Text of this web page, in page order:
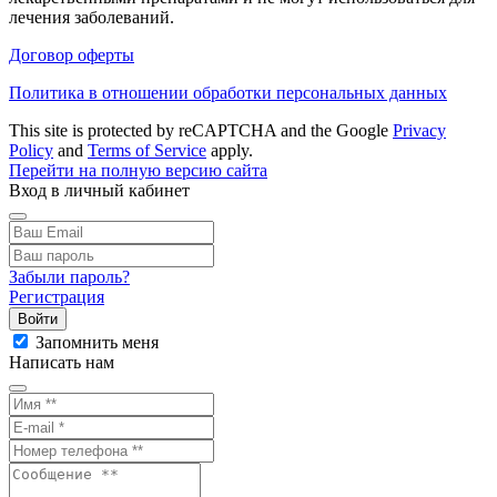
лечения заболеваний.
Договор оферты
Политика в отношении обработки персональных данных
This site is protected by reCAPTCHA and the Google Privacy
Policy and Terms of Service apply.
Перейти на полную версию сайта
Вход в личный кабинет
Забыли пароль?
Регистрация
Войти
Запомнить меня
Написать нам